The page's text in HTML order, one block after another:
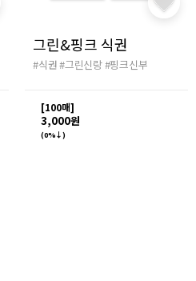
그린&핑크 식권
#식권#그린신랑#핑크신부
[100매]
3,000원
(0%↓)